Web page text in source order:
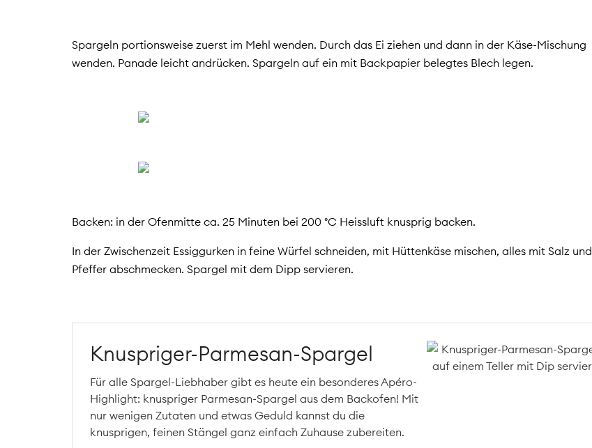
Spargeln portionsweise zuerst im Mehl wenden. Durch das Ei ziehen und dann in der Käse-Mischung
wenden. Panade leicht andrücken. Spargeln auf ein mit Backpapier belegtes Blech legen.
Backen: in der Ofenmitte ca. 25 Minuten bei 200 °C Heissluft knusprig backen.
In der Zwischenzeit Essiggurken in feine Würfel schneiden, mit Hüttenkäse mischen, alles mit Salz und
Pfeffer abschmecken. Spargel mit dem Dipp servieren.
Knuspriger-Parmesan-Spargel
Für alle Spargel-Liebhaber gibt es heute ein besonderes Apéro-
Highlight: knuspriger Parmesan-Spargel aus dem Backofen! Mit
nur wenigen Zutaten und etwas Geduld kannst du die
knusprigen, feinen Stängel ganz einfach Zuhause zubereiten.